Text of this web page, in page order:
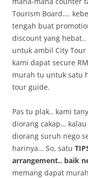
Tourism Board….
tengah buat
discount yang
untuk ambil City
kami dapat secure
murah tu untuk satu
tour guide.
Pas tu plak.. kami
diorang cakap…
diorang suruh nego
harinya… So, satu
arrangement.. baik
memang dapat